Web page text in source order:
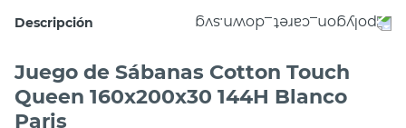
Descripción
Juego de Sábanas Cotton Touch
Queen 160x200x30 144H Blanco
Paris